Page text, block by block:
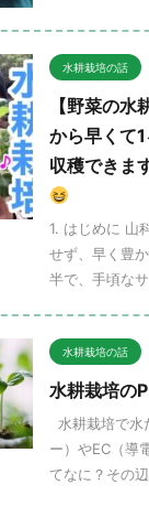
水耕栽培の話
【野菜の
から早くて
収穫できま
1. はじめに 山
せず、早く豊
半で、手頃な
水耕栽培の話
水耕栽培の
水耕栽培で水
ー）やEC（導
てなに？その